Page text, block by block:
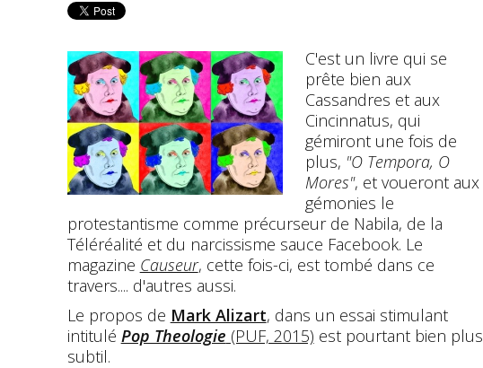
C'est un livre qui se
prête bien aux
Cassandres et aux
Cincinnatus, qui
gémiront une fois de
plus, "O Tempora, O
Mores", et voueront aux
gémonies le
protestantisme comme précurseur de Nabila, de la
Téléréalité et du narcissisme sauce Facebook. Le
magazine Causeur, cette fois-ci, est tombé dans ce
travers.... d'autres aussi.
Le propos de Mark Alizart, dans un essai stimulant
intitulé Pop Theologie (PUF, 2015) est pourtant bien plus
subtil.